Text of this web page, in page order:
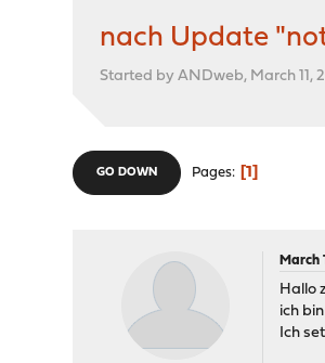
nach Update
Started by ANDweb, March 11,
GO DOWN Pages 1
March
Hallo
ich
Ich